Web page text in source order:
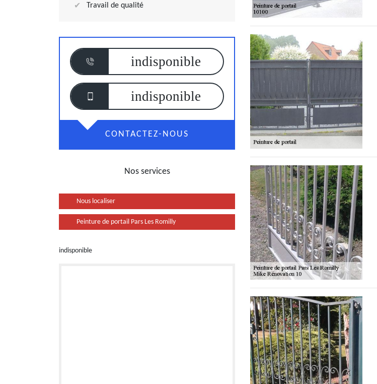
Travail de qualité
indisponible
indisponible
CONTACTEZ-NOUS
Nos services
Nous localiser
Peinture de portail Pars Les Romilly
indisponible